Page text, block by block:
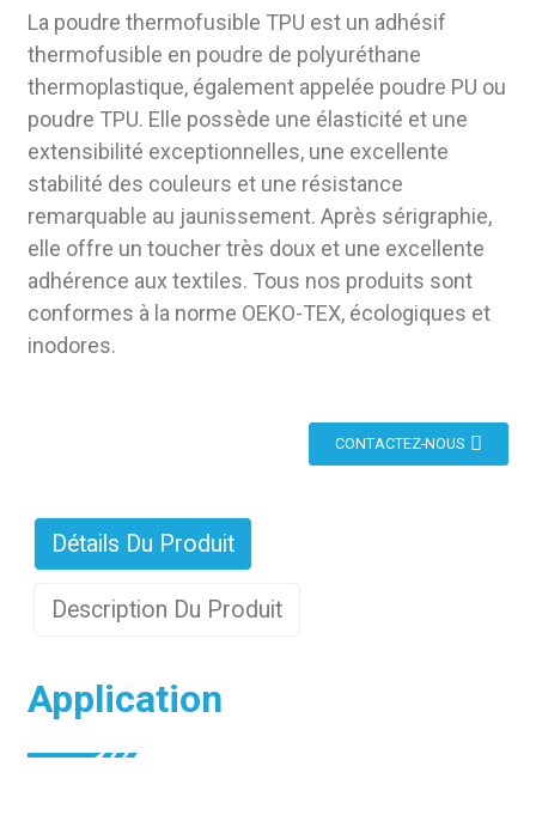
La poudre thermofusible TPU est un adhésif
thermofusible en poudre de polyuréthane
thermoplastique, également appelée poudre PU ou
poudre TPU. Elle possède une élasticité et une
extensibilité exceptionnelles, une excellente
stabilité des couleurs et une résistance
remarquable au jaunissement. Après sérigraphie,
elle offre un toucher très doux et une excellente
adhérence aux textiles. Tous nos produits sont
conformes à la norme OEKO-TEX, écologiques et
inodores.
CONTACTEZ-NOUS
Détails Du Produit
Description Du Produit
Application